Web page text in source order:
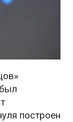
построен